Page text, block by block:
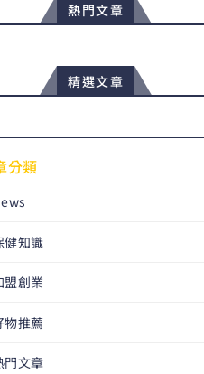
熱門文章
精選文章
分類
健知識
盟創業
物推薦
門文章